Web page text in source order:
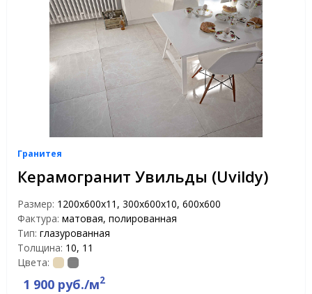
Гранитея
Керамогранит Увильды (Uvildy)
Размер: 1200х600х11, 300х600х10, 600х600
Фактура: матовая, полированная
Тип: глазурованная
Толщина: 10, 11
Цвета:
1 900 руб./м2